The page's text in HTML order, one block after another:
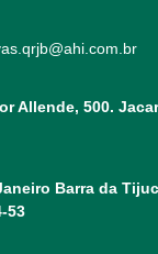
Allende, 500.
Barra da
53